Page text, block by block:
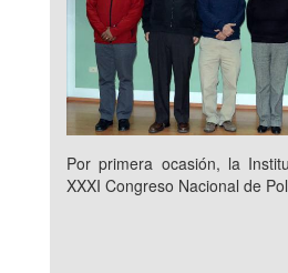
Por primera ocasión, la
XXXI Congreso Nacional de